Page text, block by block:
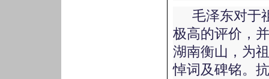
毛泽东对于
极高的评价，
湖南衡山，为
悼词及碑铭。